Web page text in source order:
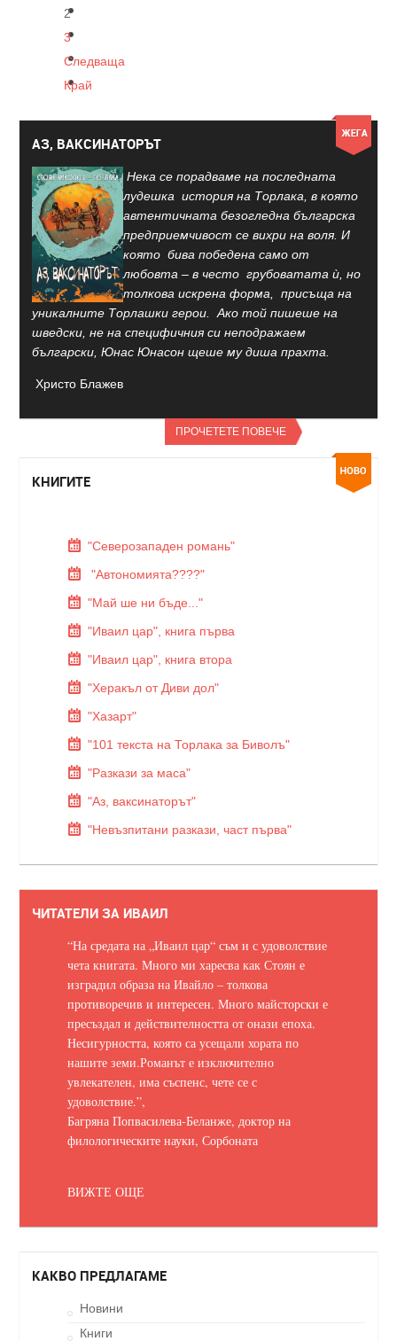
2
3
Следваща
Край
АЗ, ВАКСИНАТОРЪТ
Нека се порадваме на последната
лудешка история на Торлака, в която
автентичната безогледна българска
предприемчивост се вихри на воля. И
която бива победена само от
любовта – в често грубоватата ѝ, но
толкова искрена форма, присъща на
уникалните Торлашки герои. Ако той пишеше на
шведски, не на специфичния си неподражаем
български, Юнас Юнасон щеше му диша прахта.
Христо Блажев
ПРОЧЕТЕТЕ ПОВЕЧЕ
КНИГИТЕ
"Северозападен романь"
"Автономията????"
"Май ше ни бъде..."
"Иваил цар", книга първа
"Иваил цар", книга втора
"Херакъл от Диви дол"
"Хазарт"
"101 текста на Торлака за Биволъ"
"Разкази за маса"
"Аз, ваксинаторът"
"Невъзпитани разкази, част първа"
ЧИТАТЕЛИ ЗА ИВАИЛ
“На средата на „Иваил цар“ съм и с удоволствие
чета книгата. Много ми харесва как Стоян е
изградил образа на Ивайло – толкова
противоречив и интересен. Много майсторски е
пресъздал и действителността от онази епоха.
Несигурността, която са усещали хората по
нашите земи.Романът е изключително
увлекателен, има съспенс, чете се с
удоволствие.”,
Багряна Попвасилева-Беланже, доктор на
филологическите науки, Сорбоната
ВИЖТЕ ОЩЕ
КАКВО ПРЕДЛАГАМЕ
Новини
Книги